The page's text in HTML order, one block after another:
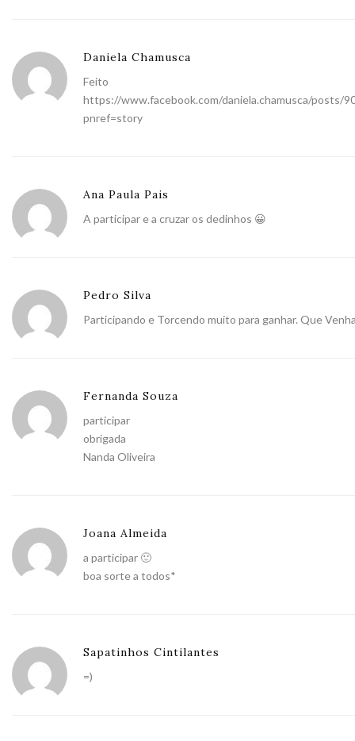
Daniela Chamusca
Feito
https://www.facebook.com/daniela.chamusca/posts/
pnref=story
Ana Paula Pais
A participar e a cruzar os dedinhos 😀
Pedro Silva
Participando e Torcendo muito para ganhar. Que
Fernanda Souza
participar
obrigada
Nanda Oliveira
Joana Almeida
a participar 🙂
boa sorte a todos*
Sapatinhos Cintilantes
=)